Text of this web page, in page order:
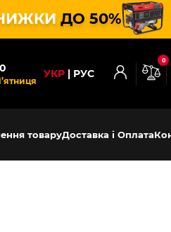
ДО 50%
УКР РУС
0
товаруДоставка і Оплата